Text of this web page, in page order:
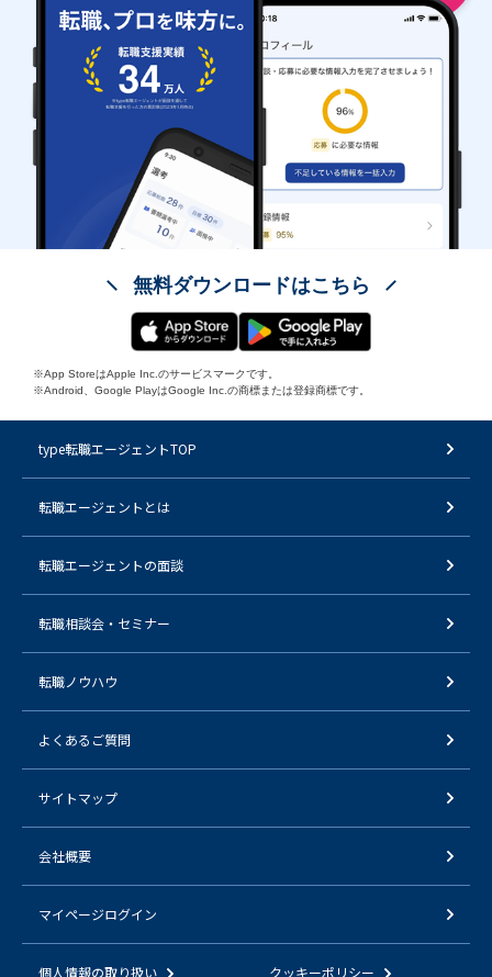
無料ダウンロードはこちら
※App StoreはApple Inc.のサービスマークです。
※Android、Google PlayはGoogle Inc.の商標または登録商標です。
type転職エージェントTOP
転職エージェントとは
転職エージェントの面談
転職相談会・セミナー
転職ノウハウ
よくあるご質問
サイトマップ
会社概要
マイページログイン
個人情報の取り扱い クッキーポリシー